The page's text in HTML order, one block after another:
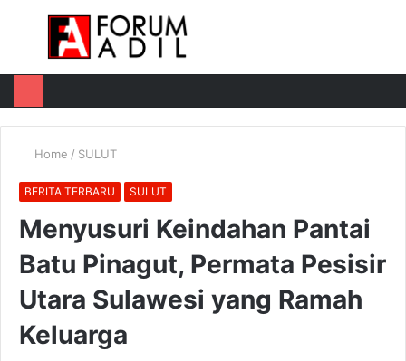
Menu
Home / SULUT
BERITA TERBARU SULUT
Menyusuri Keindahan Pantai
Batu Pinagut, Permata Pesisir
Utara Sulawesi yang Ramah
Keluarga